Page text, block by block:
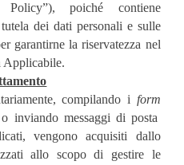
poiché contiene
dei dati personali e sulle
garantirne la riservatezza nel
Applicabile.
compilando i form
inviando messaggi di posta
vengono acquisiti dallo
allo scopo di gestire le